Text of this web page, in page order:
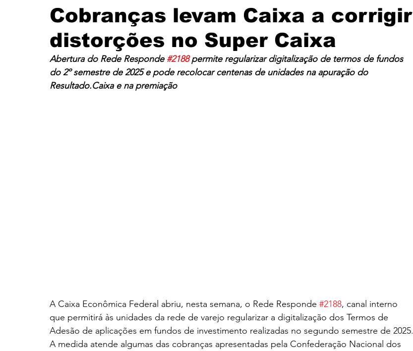
Notícias Caixa Banco do Brasil INSS Saúde Bradesco
Eventos História Assembleia
Cobranças levam Caixa a corrigir
distorções no Super Caixa
Abertura do Rede Responde #2188 permite regularizar digitalização de termos de fundos
do 2º semestre de 2025 e pode recolocar centenas de unidades na apuração do
Resultado.Caixa e na premiação
A Caixa Econômica Federal abriu, nesta semana, o Rede Responde #2188, canal interno
que permitirá às unidades da rede de varejo regularizar a digitalização dos Termos de
Adesão de aplicações em fundos de investimento realizadas no segundo semestre de 2025.
A medida atende algumas das cobranças apresentadas pela Confederação Nacional dos